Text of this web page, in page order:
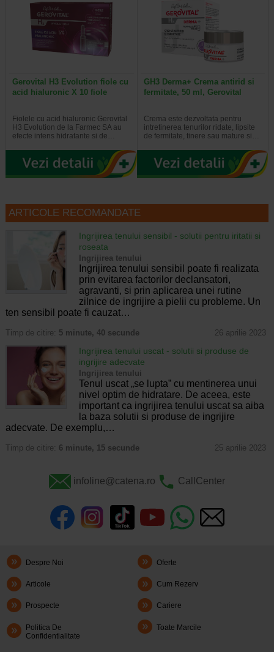
Gerovital H3 Evolution fiole cu
acid hialuronic X 10 fiole
Fiolele cu acid hialuronic Gerovital
H3 Evolution de la Farmec SA au
efecte intens hidratante si de…
GH3 Derma+ Crema antirid si
fermitate, 50 ml, Gerovital
Crema este dezvoltata pentru
intretinerea tenurilor ridate, lipsite
de fermitate, tinere sau mature si…
ARTICOLE RECOMANDATE
Ingrijirea tenului sensibil - solutii pentru iritatii si
roseata
Ingrijirea tenului
Ingrijirea tenului sensibil poate fi realizata
prin evitarea factorilor declansatori,
agravanti, si prin aplicarea unei rutine
zilnice de ingrijire a pielii cu probleme. Un
ten sensibil poate fi cauzat…
Timp de citire: 5 minute, 40 secunde 26 aprilie 2023
Ingrijirea tenului uscat - solutii si produse de
ingrijire adecvate
Ingrijirea tenului
Tenul uscat „se lupta” cu mentinerea unui
nivel optim de hidratare. De aceea, este
important ca ingrijirea tenului uscat sa aiba
la baza solutii si produse de ingrijire
adecvate. De exemplu,…
Timp de citire: 6 minute, 15 secunde 25 aprilie 2023
infoline@catena.ro CallCenter
Despre Noi Oferte
Articole Cum Rezerv
Prospecte Cariere
Politica De
Confidentialitate
Toate Marcile